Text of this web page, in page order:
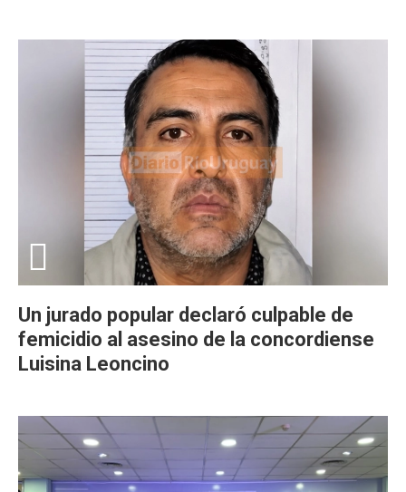
Un jurado popular declaró culpable de
femicidio al asesino de la concordiense
Luisina Leoncino